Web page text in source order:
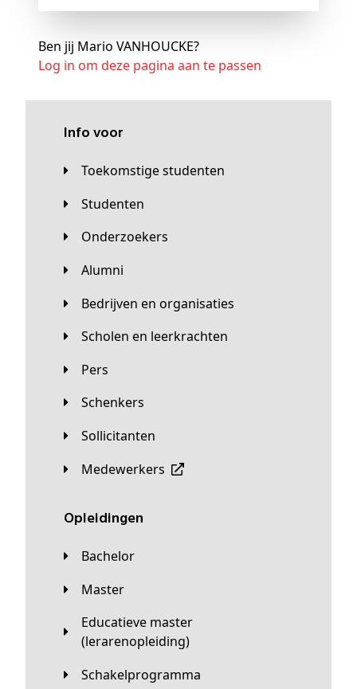
Ben jij Mario VANHOUCKE?
Log in om deze pagina aan te passen
Info voor
Toekomstige studenten
Studenten
Onderzoekers
Alumni
Bedrijven en organisaties
Scholen en leerkrachten
Pers
Schenkers
Sollicitanten
Medewerkers
Opleidingen
Bachelor
Master
Educatieve master
(lerarenopleiding)
Schakelprogramma